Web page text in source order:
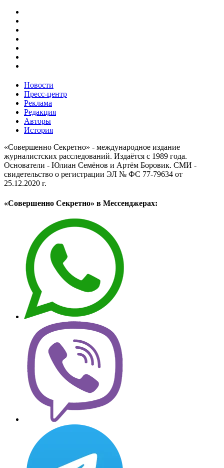
Новости
Пресс-центр
Реклама
Редакция
Авторы
История
«Совершенно Секретно» - международное издание
журналистских расследований. Издаётся с 1989 года.
Основатели - Юлиан Семёнов и Артём Боровик. CМИ -
свидетельство о регистрации ЭЛ № ФС 77-79634 от
25.12.2020 г.
«Совершенно Секретно» в Мессенджерах: